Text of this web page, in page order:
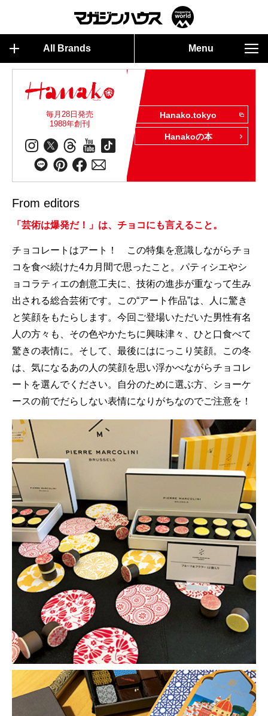
All Brands Menu
毎月28日発売
1988年創刊
Hanako.tokyo
Hanakoの本
From editors
「芸術は爆発だ！」は、チョコにも言えること。
チョコレートはアート！ この特集を意識しながらチョ
コを食べ続けた4カ月間で思ったこと。パティシエやシ
ョコラティエの創意工夫に、技術の進歩が重なって生み
出される総合芸術です。この“アート作品”は、人に驚き
と笑顔をもたらします。今回ご登場いただいた男性有名
人の方々も、その色やかたちに興味津々、ひと口食べて
驚きの表情に。そして、最後にはにっこり笑顔。この冬
は、気になるあの人の笑顔を思い浮かべながらチョコレ
ートを選んでください。自分のために選ぶ方、ショーケ
ースの前でだらしない表情になりがちなのでご注意を！